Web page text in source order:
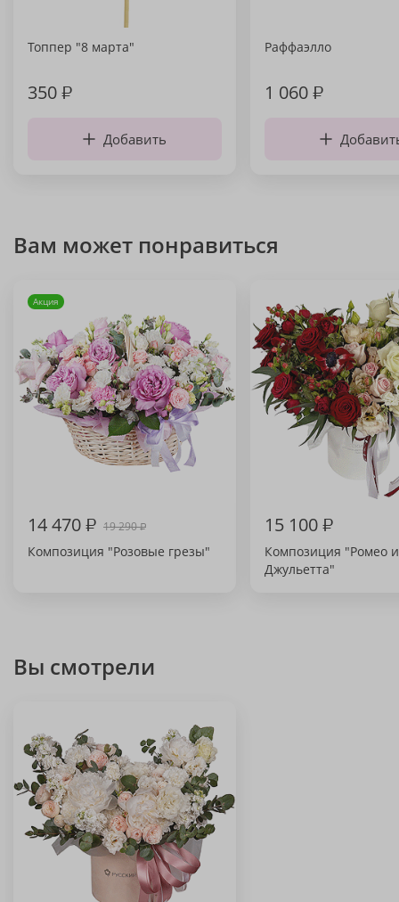
Топпер "8 марта"
350₽
Добавить
Раффаэлло
1 060₽
Вам может понравиться
Акция
14 470₽ 19 290₽
Композиция "Розовые грезы"
15 100₽
Композиция "Ромео и
Джульетта"
Вы смотрели